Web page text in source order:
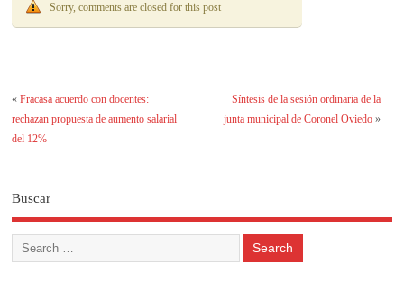
Sorry, comments are closed for this post
«Fracasa acuerdo con docentes:
rechazan propuesta de aumento salarial
del 12%
Síntesis de la sesión ordinaria de la
junta municipal de Coronel Oviedo»
Buscar